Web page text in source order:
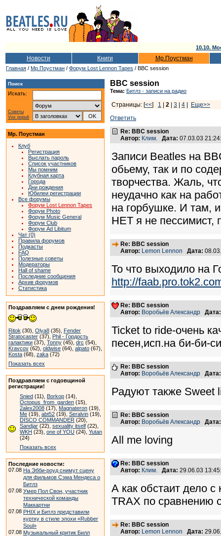
10.10.
Новости Книги Мр.Поустман
Главная / Мр.Поустман / Форум Lost Lennon Tapes / BBC session
Поиск
Искать:
Советы
Vox populi
Мр. Поустман
Клуб
Регистрация
Выслать пароль
Список участников
Мы помним
Клубная карта
Города
Дни рождения
Юбилеи регистрации
Все форумы
Форум Lost Lennon Tapes
Форум Photo
Форум Music General
Форум Club
Форум Ad Libitum
Чат (0)
Правила форумов
Подкасты
FAQ
Полезные советы
Модераторы
Hall of shame
Последние сообщения
Архив форумов
Статистика
Поздравляем с днем рождения!
Ritok (30), Olya8 (35), Fender
Stratocaster (37), Phil - Гордость
галактики (37), Tonny (45), drc (54),
Kravcov (62), oldwise (64), alpato (67),
Kosta (68), zaka (72)
Показать всех
Поздравляем с годовщиной
регистрации!
Snied (11), Borkop (14),
Octopus_from_garden (15),
2alex2008 (17), Magnateron (19),
Me (19), abt52 (19), Seralvin (19),
DISCO COMMANDER (20),
Sandjar (22), sexuality itself (22),
WKH (23), one of YOU (24), Yutan
(24)
Показать всех
Последние новости:
07.08 На Эбби-роуд снимут сцену
для фильмов Сэма Мендеса о
Битлз
07.08 Умер Пол Свон, участник
технической команды
Маккартни
07.08 PHIX и Битлз представили
куртку в стиле эпохи «Rubber
Soul»
07.08 Музыкальный критик Билл
BBC session
Тема: Битлз - записи на радио
Страницы: [<<] 1 2 3 4
Еще>>
Ответить
Re: BBC session
Автор: Клим. Дата: 07.03.03
Записи Beatles на
обьему, так и по
творчества. Жаль,
неудачно как на
на горбушке. И там,
НЕТ я не пессимист,
Re: BBC session
Автор: Lemon Lennon Дата:
То что выходило на
http://
Re: BBC session
Автор: Воробьёв Александр Дата:
Ticket to ride-очень
песен,исп.на би-би-си
Re: BBC session
Автор: Воробьёв Александр Дата:
Радуют также Sweet
Re: BBC session
Автор: Воробьёв Александр Дата:
All me loving
Re: BBC session
Автор: Клим. Дата: 29.06.03
А как обстаит дело с
TRAX по сравнению
Re: BBC session
Автор: Lemon Lennon Дата: